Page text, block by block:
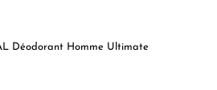
Déodorant Homme Ultimate